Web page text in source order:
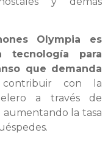
Olympia es
para
que demanda
con la
a través de
la tasa